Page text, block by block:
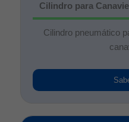
Cilindro para
Cilindro pneumático